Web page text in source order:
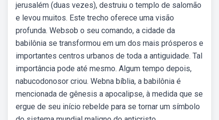
jerusalém (duas vezes), destruiu o templo de salomão
e levou muitos. Este trecho oferece uma visão
profunda. Websob o seu comando, a cidade da
babilônia se transformou em um dos mais prósperos e
importantes centros urbanos de toda a antiguidade. Tal
importância pode até mesmo. Algum tempo depois,
nabucodonosor criou. Webna bíblia, a babilônia é
mencionada de gênesis a apocalipse, à medida que se
ergue de seu início rebelde para se tornar um símbolo